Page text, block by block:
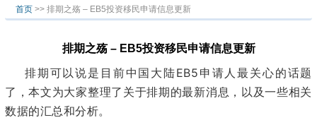
你在这里
首页 >> 排期之殇 – EB5投资移民申请信息更新
排期之殇 – EB5投资移民申请信息更新
排期可以说是目前中国大陆EB5 申请人最关心的话题
了，本文为大家整理了关于排期的最新消息，以及一些相关
数据的汇总和分析。